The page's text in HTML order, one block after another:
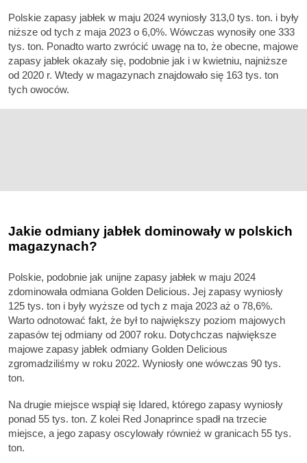
Polskie zapasy jabłek w maju 2024 wyniosły 313,0 tys. ton. i były
niższe od tych z maja 2023 o 6,0%. Wówczas wynosiły one 333
tys. ton. Ponadto warto zwrócić uwagę na to, że obecne, majowe
zapasy jabłek okazały się, podobnie jak i w kwietniu, najniższe
od 2020 r. Wtedy w magazynach znajdowało się 163 tys. ton
tych owoców.
Jakie odmiany jabłek dominowały w polskich
magazynach?
Polskie, podobnie jak unijne zapasy jabłek w maju 2024
zdominowała odmiana Golden Delicious. Jej zapasy wyniosły
125 tys. ton i były wyższe od tych z maja 2023 aż o 78,6%.
Warto odnotować fakt, że był to największy poziom majowych
zapasów tej odmiany od 2007 roku. Dotychczas największe
majowe zapasy jabłek odmiany Golden Delicious
zgromadziliśmy w roku 2022. Wyniosły one wówczas 90 tys.
ton.
Na drugie miejsce wspiął się Idared, którego zapasy wyniosły
ponad 55 tys. ton. Z kolei Red Jonaprince spadł na trzecie
miejsce, a jego zapasy oscylowały również w granicach 55 tys.
ton.